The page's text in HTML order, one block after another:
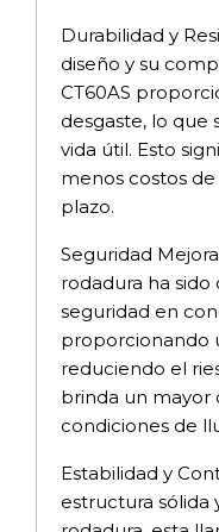
Durabilidad y
diseño y su
CT60AS
desgaste, lo que
vida útil. Esto
menos costos
plazo.
Seguridad
rodadura ha
seguridad en
proporcionando
reduciendo el
brinda un mayor
condiciones de
Estabilidad y
estructura sólida